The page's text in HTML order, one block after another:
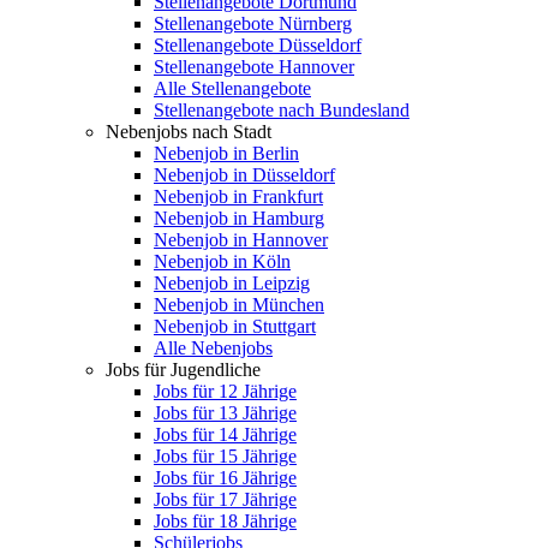
Stellenangebote Nürnberg
Stellenangebote Düsseldorf
Stellenangebote Hannover
Alle Stellenangebote
Stellenangebote nach Bundesland
Nebenjobs nach Stadt
Nebenjob in Berlin
Nebenjob in Düsseldorf
Nebenjob in Frankfurt
Nebenjob in Hamburg
Nebenjob in Hannover
Nebenjob in Köln
Nebenjob in Leipzig
Nebenjob in München
Nebenjob in Stuttgart
Alle Nebenjobs
Jobs für Jugendliche
Jobs für 12 Jährige
Jobs für 13 Jährige
Jobs für 14 Jährige
Jobs für 15 Jährige
Jobs für 16 Jährige
Jobs für 17 Jährige
Jobs für 18 Jährige
Schülerjobs